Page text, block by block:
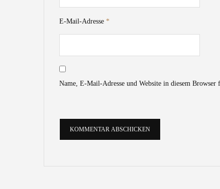
E-Mail-Adresse *
Name, E-Mail-Adresse und Website in diesem Browser